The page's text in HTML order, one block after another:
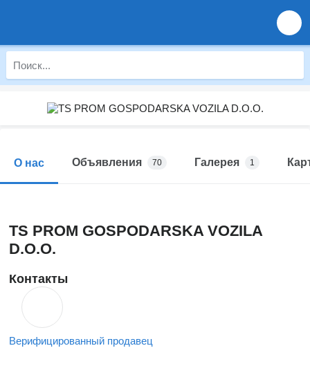
О нас Объявления 70 Галерея 1
TS PROM GOSPODARSKA VOZILA
D.O.O.
Контакты
Верифицированный продавец